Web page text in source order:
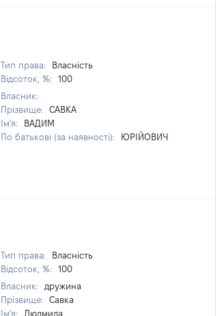
Тип права:
Власність
Відсоток, %:
100
Власник:
Прізвище:
САВКА
Ім'я:
ВАДИМ
По батькові (за наявності):
ЮРІЙОВИЧ
Тип права:
Власність
Відсоток, %:
100
Власник:
дружина
Прізвище:
Савка
Ім'я:
Людмила